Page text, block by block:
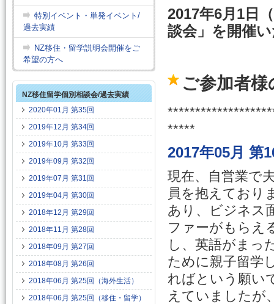
2017年6月1日
談会」 を開催
ご参加者様
*****
2017年05月 第
現在、自営業で
員を抱えており
あり、ビジネス
ファーがもらえ
し、英語がまっ
ために親子留学
ればという願い
えていましたが
特別イベント・単発イベント/
過去実績
NZ移住・留学説明会開催をご
希望の方へ
NZ移住留学個別相談会/過去実績
2020年01月 第35回
2019年12月 第34回
2019年10月 第33回
2019年09月 第32回
2019年07月 第31回
2019年04月 第30回
2018年12月 第29回
2018年11月 第28回
2018年09月 第27回
2018年08月 第26回
2018年06月 第25回（海外生活）
2018年06月 第25回（移住・留学）